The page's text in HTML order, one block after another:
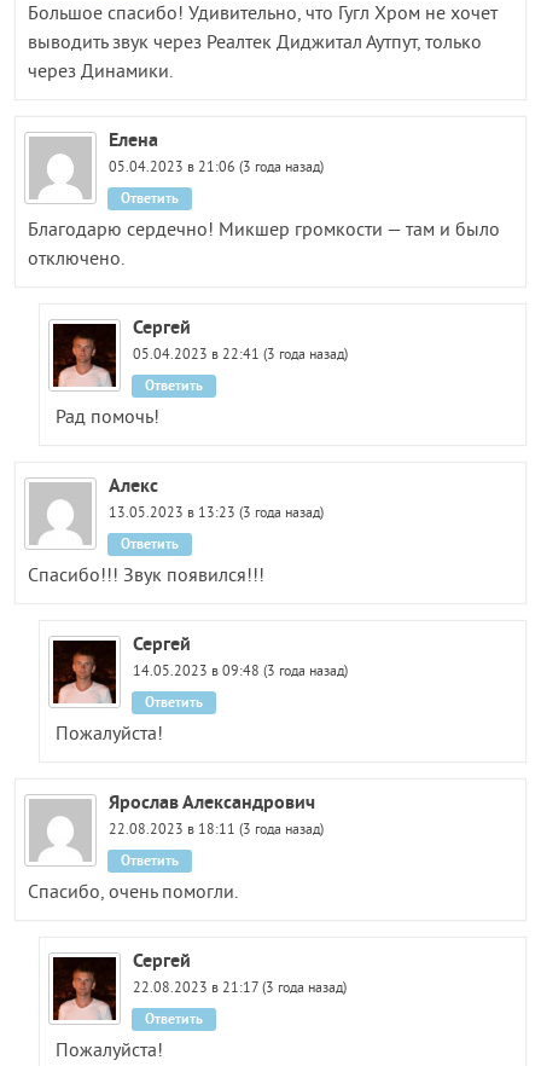
Большое спасибо! Удивительно, что Гугл Хром не хочет
выводить звук через Реалтек Диджитал Аутпут, только
через Динамики.
Елена
05.04.2023 в 21:06 (3 года назад)
Благодарю сердечно! Микшер громкости — там и было
отключено.
Ответить
Сергей
05.04.2023 в 22:41 (3 года назад)
Рад помочь!
Ответить
Алекс
13.05.2023 в 13:23 (3 года назад)
Спасибо!!! Звук появился!!!
Ответить
Сергей
14.05.2023 в 09:48 (3 года назад)
Пожалуйста!
Ответить
Ярослав Александрович
22.08.2023 в 18:11 (3 года назад)
Спасибо, очень помогли.
Ответить
Сергей
22.08.2023 в 21:17 (3 года назад)
Пожалуйста!
Ответить